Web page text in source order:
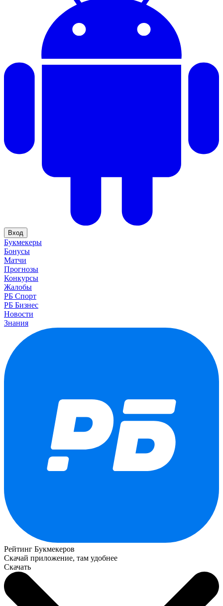
Вход
Букмекеры
Бонусы
Матчи
Прогнозы
Конкурсы
Жалобы
РБ Спорт
РБ Бизнес
Новости
Знания
Рейтинг Букмекеров
Скачай приложение, там удобнее
Скачать